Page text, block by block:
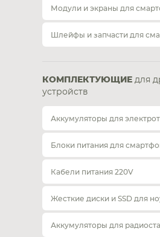
Модули и экраны для
Шлейфы и запчасти для
КОМПЛЕКТУЮЩИЕ для
устройств
Аккумуляторы для
Блоки питания для
Кабели питания 220V
Жесткие диски и SSD для
Аккумуляторы для